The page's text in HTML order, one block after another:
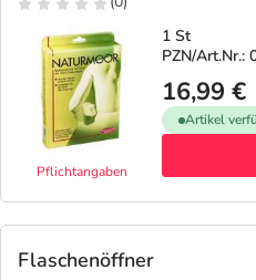
Tierapotheke
Vitamine &
Marken
Salus Deals
Pflichtangaben
1 St
PZN/Art.Nr.:
16,99 €
Artikel
Flaschenöffner